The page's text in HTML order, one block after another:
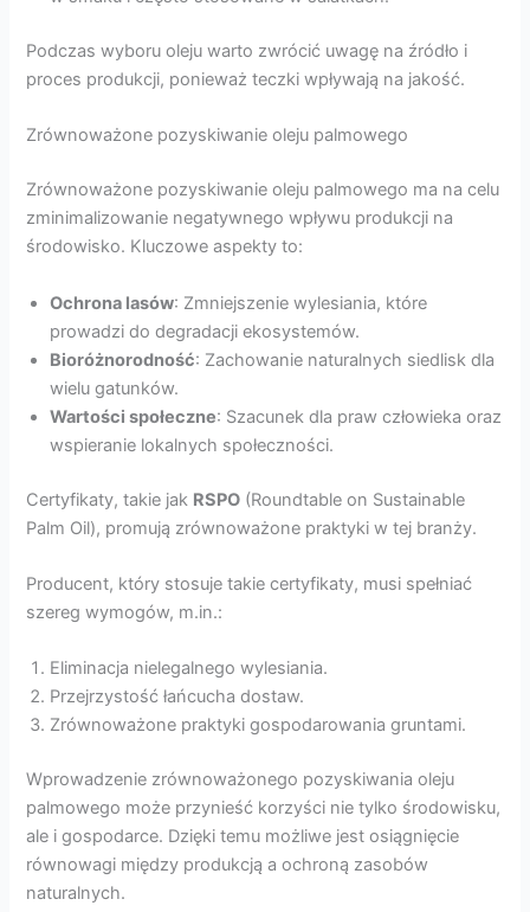
Podczas wyboru oleju warto zwrócić uwagę na źródło i
proces produkcji, ponieważ teczki wpływają na jakość.
Zrównoważone pozyskiwanie oleju palmowego
Zrównoważone pozyskiwanie oleju palmowego ma na celu
zminimalizowanie negatywnego wpływu produkcji na
środowisko. Kluczowe aspekty to:
Ochrona lasów: Zmniejszenie wylesiania, które
prowadzi do degradacji ekosystemów.
Bioróżnorodność: Zachowanie naturalnych siedlisk dla
wielu gatunków.
Wartości społeczne: Szacunek dla praw człowieka oraz
wspieranie lokalnych społeczności.
Certyfikaty, takie jak RSPO (Roundtable on Sustainable
Palm Oil), promują zrównoważone praktyki w tej branży.
Producent, który stosuje takie certyfikaty, musi spełniać
szereg wymogów, m.in.:
Eliminacja nielegalnego wylesiania.
Przejrzystość łańcucha dostaw.
Zrównoważone praktyki gospodarowania gruntami.
Wprowadzenie zrównoważonego pozyskiwania oleju
palmowego może przynieść korzyści nie tylko środowisku,
ale i gospodarce. Dzięki temu możliwe jest osiągnięcie
równowagi między produkcją a ochroną zasobów
naturalnych.